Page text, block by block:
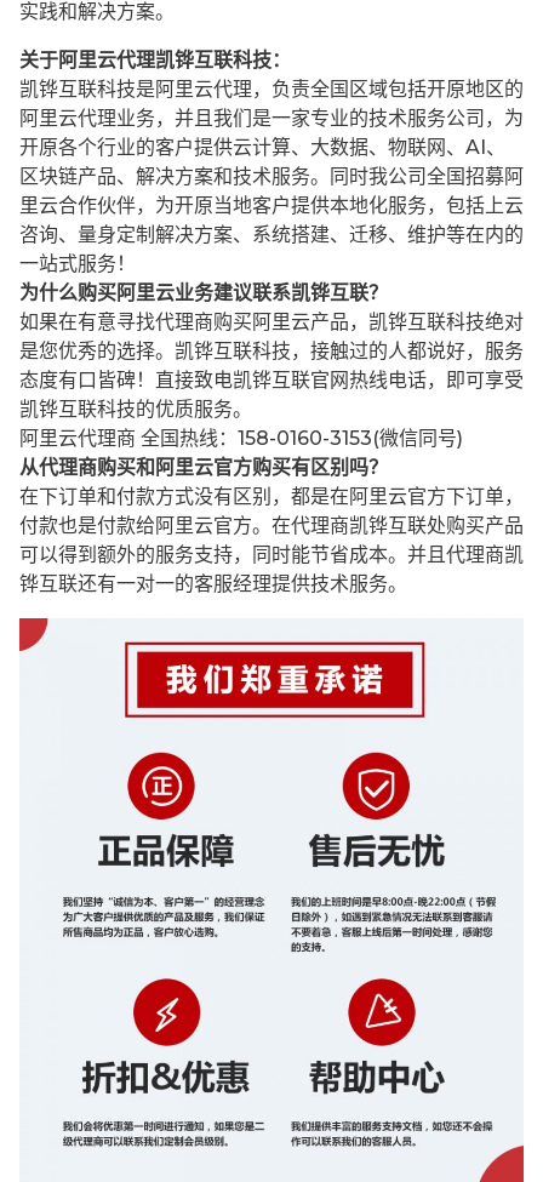
实践和解决方案。
关于阿里云代理凯铧互联科技：
凯铧互联科技是阿里云代理，负责全国区域包括开原地区的
阿里云代理业务，并且我们是一家专业的技术服务公司，为
开原各个行业的客户提供云计算、大数据、物联网、AI、
区块链产品、解决方案和技术服务。同时我公司全国招募阿
里云合作伙伴，为开原当地客户提供本地化服务，包括上云
咨询、量身定制解决方案、系统搭建、迁移、维护等在内的
一站式服务！
为什么购买阿里云业务建议联系凯铧互联？
如果在有意寻找代理商购买阿里云产品，凯铧互联科技绝对
是您优秀的选择。凯铧互联科技，接触过的人都说好，服务
态度有口皆碑！直接致电凯铧互联官网热线电话，即可享受
凯铧互联科技的优质服务。
阿里云代理商 全国热线：158-0160-3153(微信同号)
从代理商购买和阿里云官方购买有区别吗？
在下订单和付款方式没有区别，都是在阿里云官方下订单，
付款也是付款给阿里云官方。在代理商凯铧互联处购买产品
可以得到额外的服务支持，同时能节省成本。并且代理商凯
铧互联还有一对一的客服经理提供技术服务。